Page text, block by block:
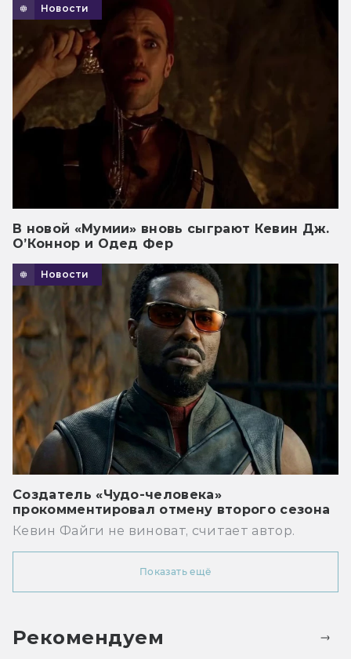
Новости
В новой «Мумии» вновь сыграют Кевин Дж.
О’Коннор и Одед Фер
Новости
Создатель «Чудо-человека»
прокомментировал отмену второго сезона
Кевин Файги не виноват, считает автор.
Показать ещё
Рекомендуем